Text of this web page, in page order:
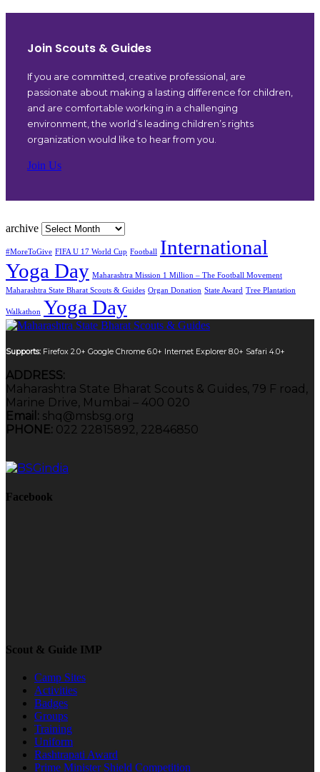
Join Scouts & Guides
If you are committed, creative professional, are
passionate about making a lasting difference for children,
and are comfortable working in a challenging
environment, the world’s leading children’s rights
organization would like to hear from you.
Join Us
archive
#MoreToGive FIFA U 17 World Cup Football International
Yoga Day Maharashtra Mission 1 Million – The Football Movement
Maharashtra State Bharat Scouts & Guides Organ Donation State Award Tree Plantation
Walkathon Yoga Day
Supports: Firefox 2.0+ Google Chrome 6.0+ Internet Explorer 8.0+ Safari 4.0+
ADDRESS:
Maharashtra State Bharat Scouts & Guides, 79 F road,
Marine Drive, Mumbai – 400 020
Email: shq@msbsg.org
PHONE: 022 22815892, 22846850
Facebook
Scout & Guide IMP
Camp Sites
Activities
Badges
Groups
Training
Uniform
Rashtrapati Award
Prime Minister Shield Competition